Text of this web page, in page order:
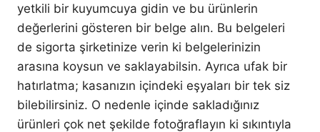
yetkili bir kuyumcuya gidin ve bu ürünlerin
değerlerini gösteren bir belge alın. Bu belgeleri
de sigorta şirketinize verin ki belgelerinizin
arasına koysun ve saklayabilsin. Ayrıca ufak bir
hatırlatma; kasanızın içindeki eşyaları bir tek siz
bilebilirsiniz. O nedenle içinde sakladığınız
ürünleri çok net şekilde fotoğraflayın ki sıkıntıyla